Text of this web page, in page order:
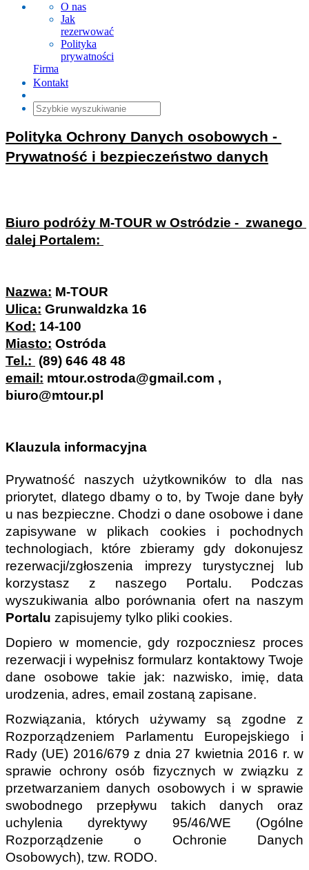
O nas
Jak
rezerwować
Polityka
prywatności
Firma
Kontakt
Polityka Ochrony Danych osobowych -
Prywatność i bezpieczeństwo danych
Biuro podróży M-TOUR w Ostródzie -  zwanego
dalej Portalem:
Nazwa: M-TOUR
Ulica: Grunwaldzka 16
Kod: 14-100
Miasto: Ostróda
Tel.: (89) 646 48 48
email: mtour.ostroda@gmail.com ,
biuro@mtour.pl
Klauzula informacyjna
Prywatność naszych użytkowników to dla nas
priorytet, dlatego dbamy o to, by Twoje dane były
u nas bezpieczne. Chodzi o dane osobowe i dane
zapisywane w plikach cookies i pochodnych
technologiach, które zbieramy gdy dokonujesz
rezerwacji/zgłoszenia imprezy turystycznej lub
korzystasz z naszego Portalu. Podczas
Portalu zapisujemy tylko pliki cookies.
Dopiero w momencie, gdy rozpoczniesz proces
rezerwacji i wypełnisz formularz kontaktowy Twoje
dane osobowe takie jak: nazwisko, imię, data
urodzenia, adres, email zostaną zapisane.
Rozwiązania, których używamy są zgodne z
Rozporządzeniem Parlamentu Europejskiego i
Rady (UE) 2016/679 z dnia 27 kwietnia 2016 r. w
sprawie ochrony osób fizycznych w związku z
przetwarzaniem danych osobowych i w sprawie
swobodnego przepływu takich danych oraz
uchylenia dyrektywy 95/46/WE (Ogólne
Rozporządzenie o Ochronie Danych
Osobowych), tzw. RODO.